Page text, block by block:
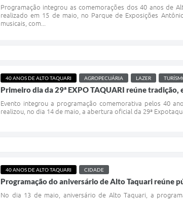
Programação integrou as comemorações dos 40 anos de
realizado em 15 de maio, no Parque de Exposições
musicais, com...
40 ANOS DE ALTO TAQUARI AGROPECUÁRIA LAZER
Primeiro dia da 29ª EXPO TAQUARI reúne
Evento integrou a programação comemorativa pelos 40
realizou, no dia 14 de maio, a abertura oficial da 29ª
40 ANOS DE ALTO TAQUARI CIDADE
Programação do aniversário de Alto Taquari reúne
No dia 13 de maio, aniversário de Alto Taquari, a